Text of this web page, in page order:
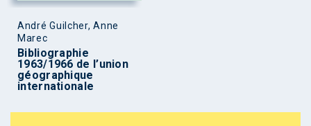
André Guilcher, Anne
Marec
Bibliographie
1963/1966 de l’union
géographique
internationale